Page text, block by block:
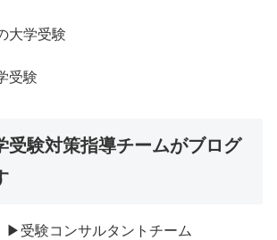
大学受験
受験
受験対策指導チームがブログ
▶受験コンサルタントチーム